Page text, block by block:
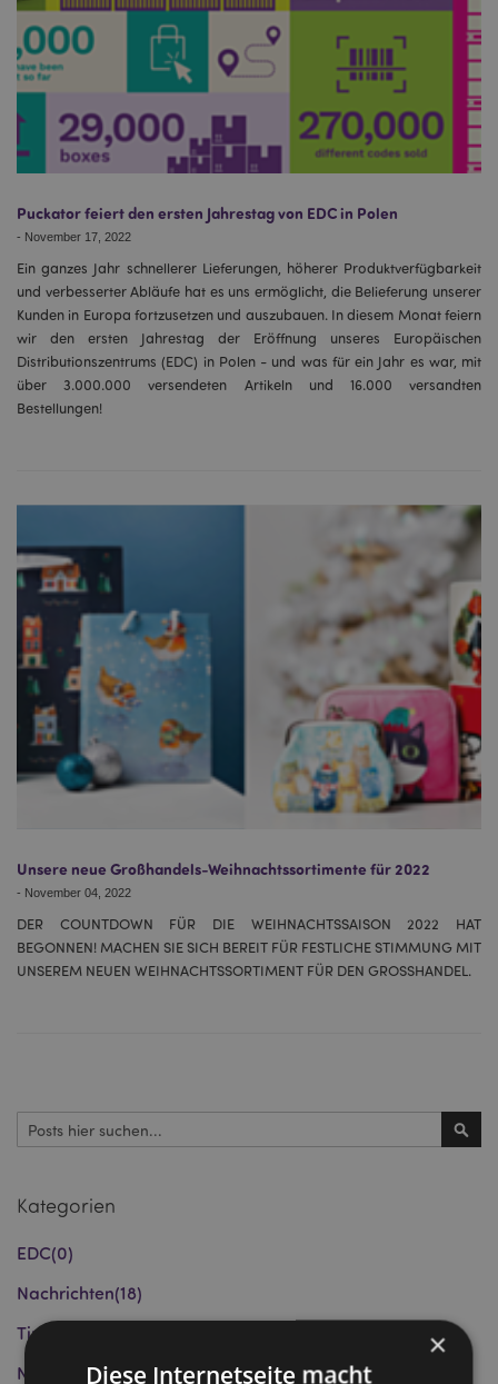
Puckator feiert den ersten Jahrestag von EDC in Polen
- November 17, 2022
Ein ganzes Jahr schnellerer Lieferungen, höherer Produktverfügbarkeit
und verbesserter Abläufe hat es uns ermöglicht, die Belieferung unserer
Kunden in Europa fortzusetzen und auszubauen. In diesem Monat feiern
wir den ersten Jahrestag der Eröffnung unseres Europäischen
Distributionszentrums (EDC) in Polen - und was für ein Jahr es war, mit
über 3.000.000 versendeten Artikeln und 16.000 versandten
Bestellungen!
Unsere neue Großhandels-Weihnachtssortimente für 2022
- November 04, 2022
DER COUNTDOWN FÜR DIE WEIHNACHTSSAISON 2022 HAT
BEGONNEN! MACHEN SIE SICH BEREIT FÜR FESTLICHE STIMMUNG MIT
UNSEREM NEUEN WEIHNACHTSSORTIMENT FÜR DEN GROSSHANDEL.
Suchen
Kategorien
EDC(0)
Nachrichten(18)
Tipps und Empfehlungen
Neue Produkte und Trends(12)
×
Diese Internetseite macht